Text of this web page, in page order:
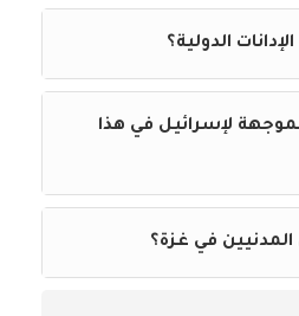
الدولية؟
لإسرائيل في هذا
المدنيين في غزة؟